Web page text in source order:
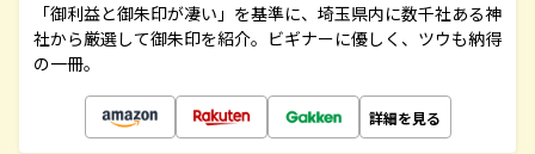
「御利益と御朱印が凄い」を基準に、埼玉県内に数千社ある神
社から厳選して御朱印を紹介。ビギナーに優しく、ツウも納得
の一冊。
詳細を見る